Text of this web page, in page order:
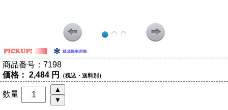
商品番号： 7198
価格： 2,484 円 （税込・送料別）
数量